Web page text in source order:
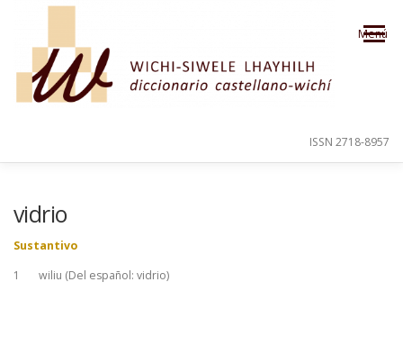
Saltar al contenido
Menú
ISSN 2718-8957
vidrio
Sustantivo
1 wiliu (Del español: vidrio)